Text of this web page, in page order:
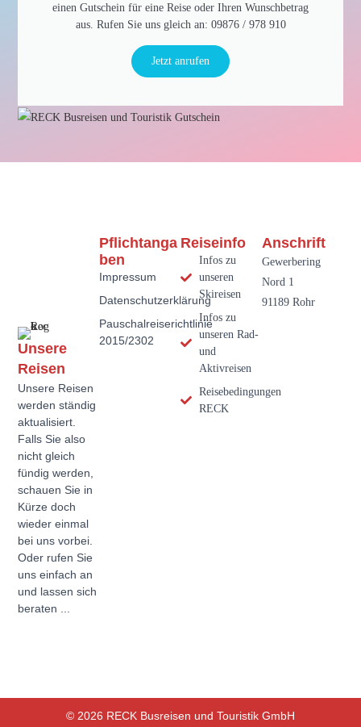
einen Gutschein für eine Reise oder Ihren Wunschbetrag
aus. Rufen Sie uns gleich an: 09876 / 978 910​
Jetzt anrufen
Unsere
Reisen
Unsere Reisen
werden ständig
aktualisiert.
Falls Sie also
nicht gleich
fündig werden,
schauen Sie in
Kürze doch
wieder einmal
bei uns vorbei.
Oder rufen Sie
uns einfach an
und lassen sich
beraten ...
Reiseinfo
Infos zu
unseren
Skireisen
Infos zu
unseren Rad-
und
Aktivreisen
Reisebedingungen
RECK
Pflichtanga
Ben
Impressum
Datenschutzerklärung
Pauschalreiserichtlinie
2015/2302
Anschrift
Gewerbering
Nord 1
91189 Rohr
© 2026 RECK Busreisen und Touristik GmbH